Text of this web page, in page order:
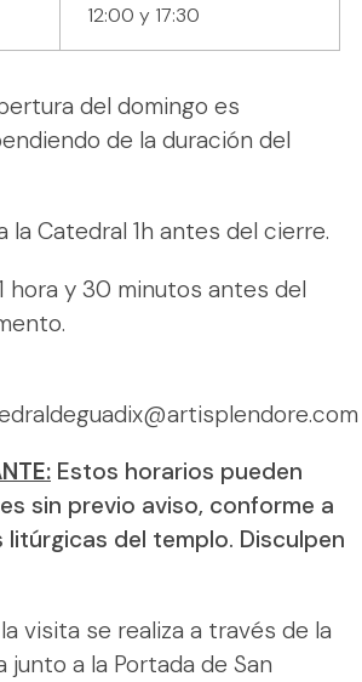
12:00 y 17:30
del domingo es
de la duración del
la Catedral 1h antes del cierre.
hora y 30 minutos antes del
Estos horarios pueden
sin previo aviso, conforme a
litúrgicas del templo. Disculpen
visita se realiza a través de la
a la Portada de San